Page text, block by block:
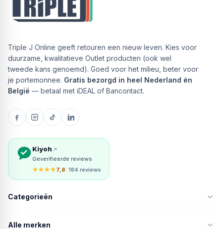
Triple J Online geeft retouren een nieuw leven. Kies voor
duurzame, kwalitatieve Outlet producten (ook wel
tweede kans genoemd). Goed voor het milieu, beter voor
je portemonnee. Gratis bezorgd in heel Nederland én
België — betaal met iDEAL of Bancontact.
Kiyoh
Geverifieerde reviews
★★★★7,8· 184 reviews
Categorieën
Alle merken